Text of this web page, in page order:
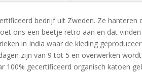
bedrijf uit Zweden. Ze
ons een beetje retro aan en dat
in India waar de kleding
zijn van 9 tot 5 en overwerken
100% gecertificeerd organisch katoen